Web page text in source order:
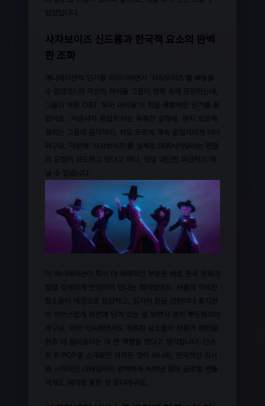
있었답니다.
사자보이즈 신드롬과 한국적 요소의 완벽
한 조화
애니메이션의 인기를 이야기하면서 '사자보이즈'를 빼놓을
수 없겠죠! 이 가상의 아이돌 그룹이 영화 속에 등장하는데,
그들이 부른 OST '유어 아이돌'이 정말 폭발적인 인기를 끌
었어요. '저승사자 콘셉트'라는 독특한 설정에, 왠지 모르게
끌리는 그들의 음악까지, 저도 모르게 계속 흥얼거리게 되더
라구요. 덕분에 '사자보이즈'를 실제로 데뷔시켜달라는 팬들
의 요청이 쇄도하고 있다고 하니, 정말 대단한 파급력이 아
닐 수 없습니다.
이 애니메이션이 특히 더 매력적인 부분은 바로 한국 문화가
정말 섬세하게 반영되어 있다는 점이었어요. 서울의 익숙한
장소들이 배경으로 등장하고, 심지어 한글 간판이나 표지판
이 자연스럽게 화면에 담겨 있는 걸 보면서 괜히 뿌듯해지더
라구요. 이런 익숙하면서도 독특한 요소들이 작품의 매력을
한층 더 끌어올리는 데 큰 역할을 했다고 생각합니다. 단순
히 K-POP을 소재로만 가져온 것이 아니라, 한국적인 정서
와 시각적인 디테일까지 완벽하게 녹여낸 점이 글로벌 팬들
에게도 제대로 통한 것 같더라구요.